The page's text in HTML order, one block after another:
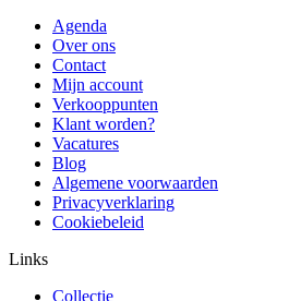
Agenda
Over ons
Contact
Mijn account
Verkooppunten
Klant worden?
Vacatures
Blog
Algemene voorwaarden
Privacyverklaring
Cookiebeleid
Links
Collectie